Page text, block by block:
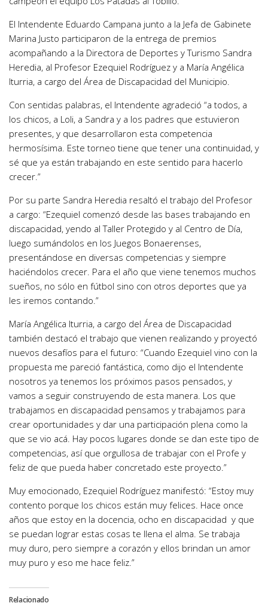
El Intendente Eduardo Campana junto a la Jefa de Gabinete
Marina Justo participaron de la entrega de premios
acompañando a la Directora de Deportes y Turismo Sandra
Heredia, al Profesor Ezequiel Rodríguez y a María Angélica
Iturria, a cargo del Área de Discapacidad del Municipio.
Con sentidas palabras, el Intendente agradeció “a todos, a
los chicos, a Loli, a Sandra y a los padres que estuvieron
presentes, y que desarrollaron esta competencia
hermosísima. Este torneo tiene que tener una continuidad, y
sé que ya están trabajando en este sentido para hacerlo
crecer.”
Por su parte Sandra Heredia resaltó el trabajo del Profesor
a cargo: “Ezequiel comenzó desde las bases trabajando en
discapacidad, yendo al Taller Protegido y al Centro de Día,
luego sumándolos en los Juegos Bonaerenses,
presentándose en diversas competencias y siempre
haciéndolos crecer. Para el año que viene tenemos muchos
sueños, no sólo en fútbol sino con otros deportes que ya
les iremos contando.”
María Angélica Iturria, a cargo del Área de Discapacidad
también destacó el trabajo que vienen realizando y proyectó
nuevos desafíos para el futuro: “Cuando Ezequiel vino con la
propuesta me pareció fantástica, como dijo el Intendente
nosotros ya tenemos los próximos pasos pensados, y
vamos a seguir construyendo de esta manera. Los que
trabajamos en discapacidad pensamos y trabajamos para
crear oportunidades y dar una participación plena como la
que se vio acá. Hay pocos lugares donde se dan este tipo de
competencias, así que orgullosa de trabajar con el Profe y
feliz de que pueda haber concretado este proyecto.”
Muy emocionado, Ezequiel Rodríguez manifestó: “Estoy muy
contento porque los chicos están muy felices. Hace once
años que estoy en la docencia, ocho en discapacidad y que
se puedan lograr estas cosas te llena el alma. Se trabaja
muy duro, pero siempre a corazón y ellos brindan un amor
muy puro y eso me hace feliz.”
Relacionado